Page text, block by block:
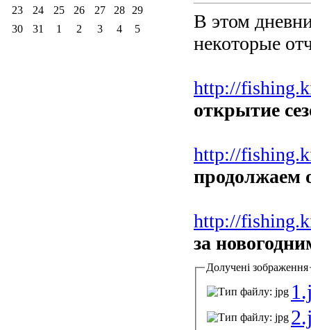
В этом
некоторые
http://
открытие
http://
продолжаем
http://
за
Долучені зображення
23
24 25 26 27 28
29
30
31 1 2 3 4 5